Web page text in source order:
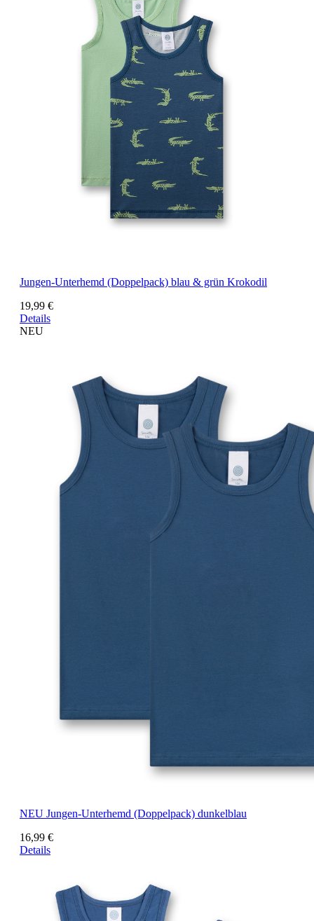
Jungen-Unterhemd (Doppelpack) blau & grün Krokodil
19,99 €
Details
NEU
NEU Jungen-Unterhemd (Doppelpack) dunkelblau
16,99 €
Details